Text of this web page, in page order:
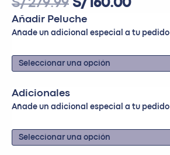
S/279.99 S/160.00
Añadir Peluche
Añade un adicional especial a tu pedido
Adicionales
Añade un adicional especial a tu pedido